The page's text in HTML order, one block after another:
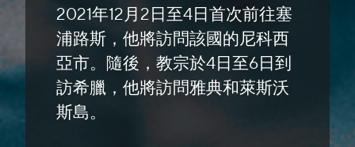
2021年12月2日至4日首次前往塞
浦路斯，他將訪問該國的尼科西
亞市。隨後，教宗於4日至6日到
訪希臘，他將訪問雅典和萊斯沃
斯島。